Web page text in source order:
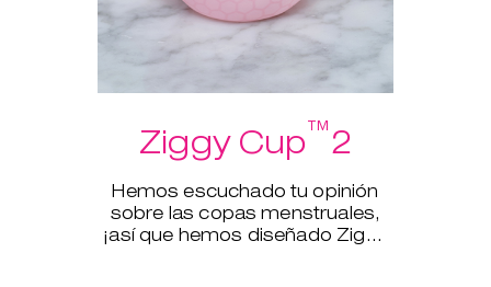
Ziggy Cup™2
Hemos escuchado tu opinión
sobre las copas menstruales,
¡así que hemos diseñado Ziggy